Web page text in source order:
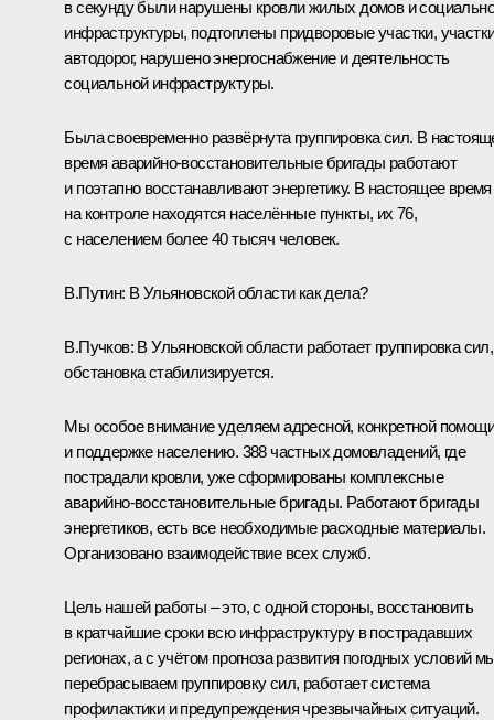
в секунду были нарушены кровли жилых домов и
инфраструктуры, подтоплены придворовые участки,
автодорог, нарушено энергоснабжение и деятельность
социальной инфраструктуры.
Была своевременно развёрнута группировка сил. В
время аварийно-восстановительные бригады работают
и поэтапно восстанавливают энергетику. В настоящее время
на контроле находятся населённые пункты, их 76,
с населением более 40 тысяч человек.
В.Путин: В Ульяновской области как дела?
В.Пучков: В Ульяновской области работает группировка сил,
обстановка стабилизируется.
Мы особое внимание уделяем адресной, конкретной помощи
и поддержке населению. 388 частных домовладений, где
пострадали кровли, уже сформированы комплексные
аварийно-восстановительные бригады. Работают бригады
энергетиков, есть все необходимые расходные материалы.
Организовано взаимодействие всех служб.
Цель нашей работы – это, с одной стороны, восстановить
в кратчайшие сроки всю инфраструктуру в пострадавших
регионах, а с учётом прогноза развития погодных условий
перебрасываем группировку сил, работает система
профилактики и предупреждения чрезвычайных ситуаций.